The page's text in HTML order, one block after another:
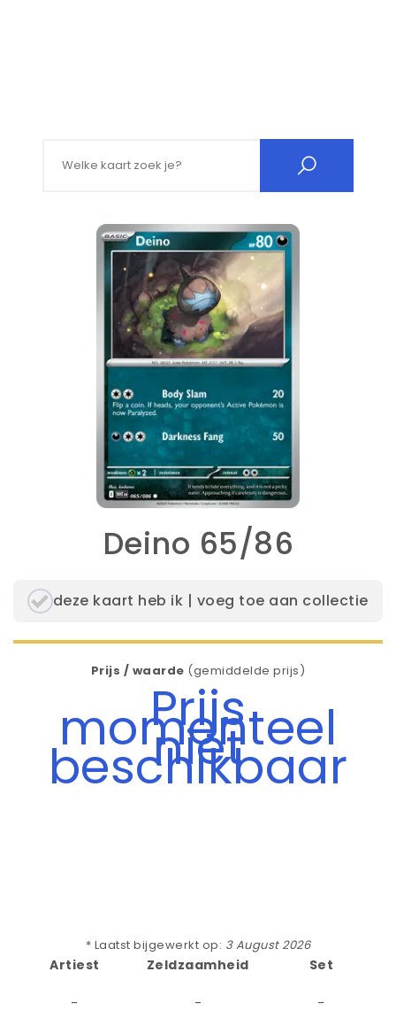
Deino 65/86
deze kaart heb ik | voeg toe aan collectie
Prijs / waarde (gemiddelde prijs)
Prijs
momenteel
niet
beschikbaar
* Laatst bijgewerkt op: 3 August 2026
Artiest
-
Zeldzaamheid
-
Set
-